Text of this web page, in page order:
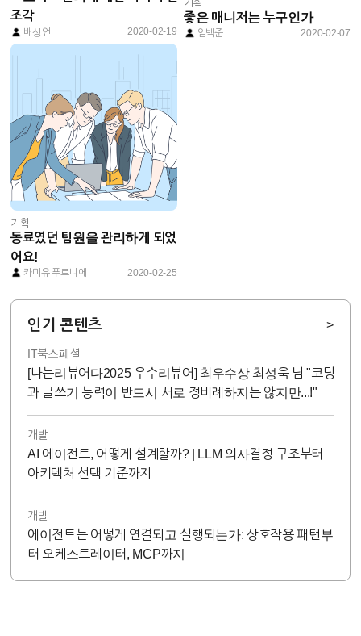
조각
배상언 2020-02-19
기획
좋은 매니저는 누구인가
임백준 2020-02-07
기획
동료였던 팀원을 관리하게 되었
어요!
카미유 푸르니에 2020-02-25
인기 콘텐츠 >
IT북스페셜
[나는리뷰어다2025 우수리뷰어] 최우수상 최성욱 님 "코딩
과 글쓰기 능력이 반드시 서로 정비례하지는 않지만...!"
개발
AI 에이전트, 어떻게 설계할까? | LLM 의사결정 구조부터
아키텍처 선택 기준까지
개발
에이전트는 어떻게 연결되고 실행되는가: 상호작용 패턴부
터 오케스트레이터, MCP까지